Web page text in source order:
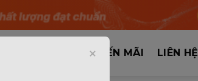
KHUYẾN MÃI LIÊN HỆ